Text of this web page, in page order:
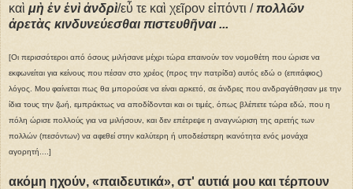
καὶ μὴ ἐν ἑνὶ ἀνδρὶ/εὖ τε καὶ χεῖρον εἰπόντι /πολλῶν
ἀρετὰς κινδυνεύεσθαι πιστευθῆναι ...
[Οι περισσότεροι από όσους μιλήσανε μέχρι τώρα επαινούν τον νομοθέτη που ώρισε να
εκφωνείται για κείνους που πέσαν στο χρέος (προς την πατρίδα) αυτός εδώ ο (επιτάφιος)
λόγος. Μου φαίνεται πως θα μπορούσε να είναι αρκετό, σε άνδρες που ανδραγάθησαν με την
ίδια τους την ζωή, εμπράκτως να αποδίδονται και οι τιμές, όπως βλέπετε τώρα εδώ, που η
πόλη ώρισε πολλούς για να μιλήσουν, και δεν επέτρεψε η αναγνώριση της αρετής των
πολλών (πεσόντων) να αφεθεί στην καλύτερη ή υποδεέστερη ικανότητα ενός μονάχα
αγορητή....]
ακόμη ηχούν, «παιδευτικά», στ' αυτιά μου και τέρπουν